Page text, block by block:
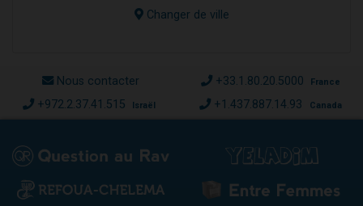
Changer de ville
Nous contacter +33.1.80.20.5000 France
+972.2.37.41.515 Israël +1.437.887.14.93 Canada